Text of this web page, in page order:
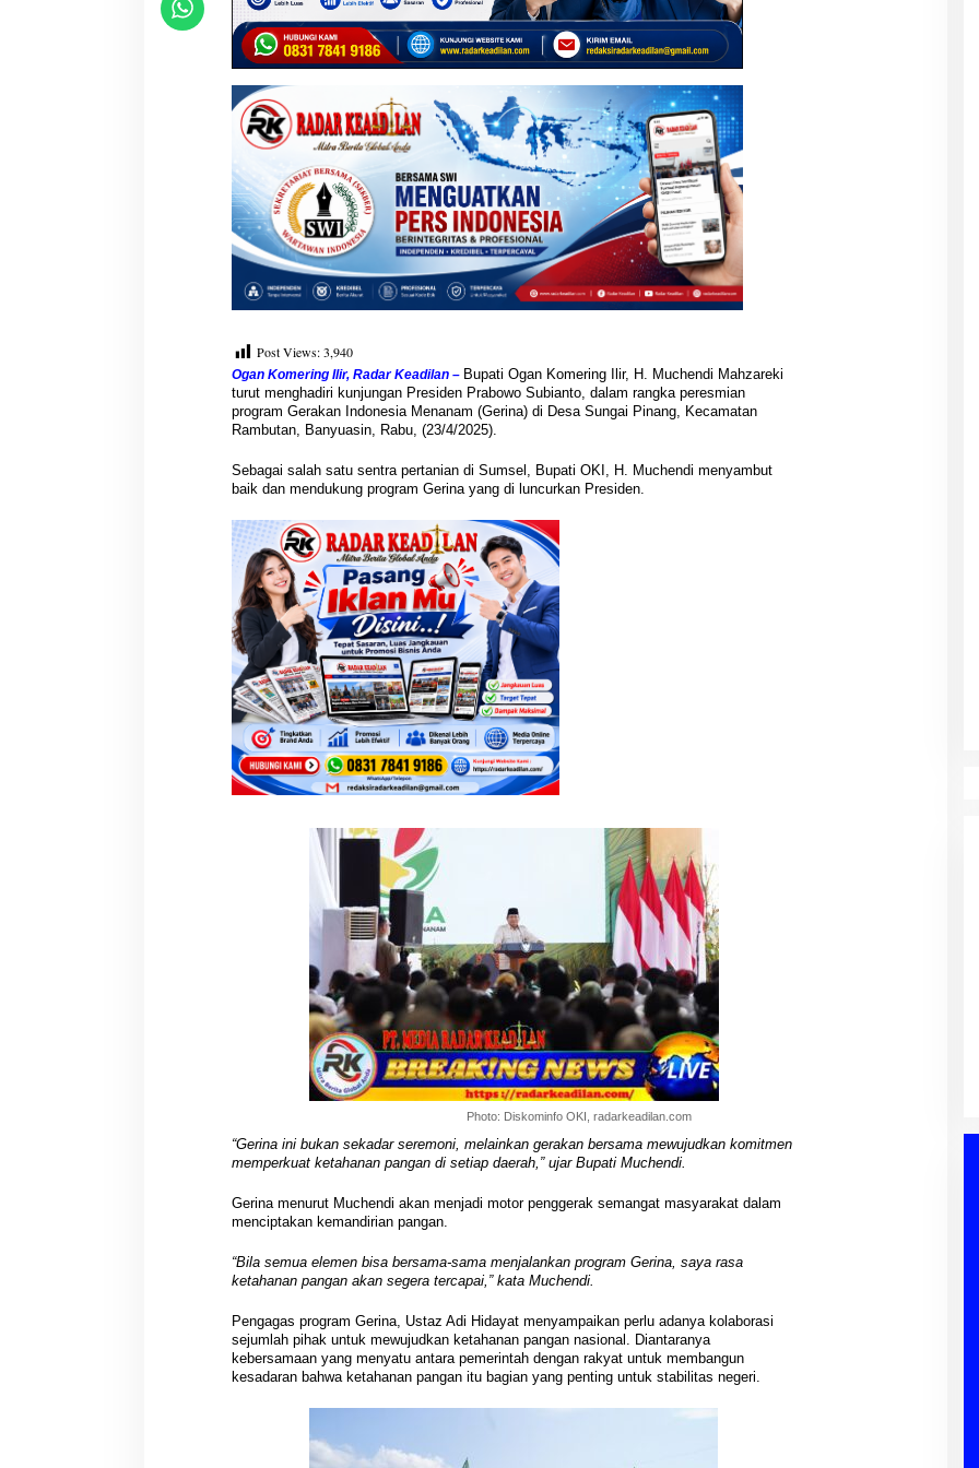
a
n
N
a
s
i
o
n
l
Post Views: 3,940
Ogan Komering Ilir, Radar Keadilan – Bupati Ogan Komering Ilir, H. Muchendi Mahzareki
turut menghadiri kunjungan Presiden Prabowo Subianto, dalam rangka peresmian
program Gerakan Indonesia Menanam (Gerina) di Desa Sungai Pinang, Kecamatan
Rambutan, Banyuasin, Rabu, (23/4/2025).
Sebagai salah satu sentra pertanian di Sumsel, Bupati OKI, H. Muchendi menyambut
baik dan mendukung program Gerina yang di luncurkan Presiden.
Photo: Diskominfo OKI, radarkeadilan.com
“Gerina ini bukan sekadar seremoni, melainkan gerakan bersama mewujudkan komitmen
memperkuat ketahanan pangan di setiap daerah,” ujar Bupati Muchendi.
Gerina menurut Muchendi akan menjadi motor penggerak semangat masyarakat dalam
menciptakan kemandirian pangan.
“Bila semua elemen bisa bersama-sama menjalankan program Gerina, saya rasa
ketahanan pangan akan segera tercapai,” kata Muchendi.
Pengagas program Gerina, Ustaz Adi Hidayat menyampaikan perlu adanya kolaborasi
sejumlah pihak untuk mewujudkan ketahanan pangan nasional. Diantaranya
kebersamaan yang menyatu antara pemerintah dengan rakyat untuk membangun
kesadaran bahwa ketahanan pangan itu bagian yang penting untuk stabilitas negeri.
Hasil Reses III DPRD Muba
Disampaikan ke Paripurna,
Aspirasi Masyarakat Siap Jadi
Acuan Pembangunan Daerah
Di Berita, DPRD, Musi Banyuasin, PEMERINTAHAN,
POLITIK, Sumatera Selatan